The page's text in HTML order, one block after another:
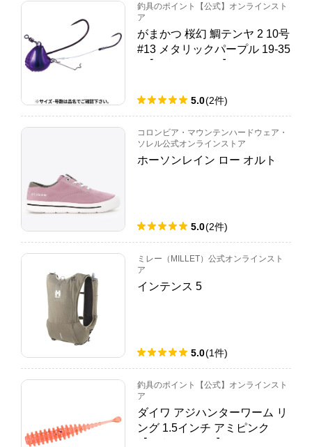
釣具のポイント【公式】オンラインスト
ア
がまかつ 桜幻 鯛テンヤ 2 10号
#13 メタリックパープル 19-35
5.0(2件)
コロンビア・マウンテンハードウェア・
ソレル公式オンラインストア
ホーソンレイン ロー オルト
5.0(2件)
ミレー（MILLET）公式オンラインスト
ア
インテンス 5
5.0(1件)
釣具のポイント【公式】オンラインスト
ア
ダイワ アジハンターワーム リ
ング 1.5インチ アミピンク